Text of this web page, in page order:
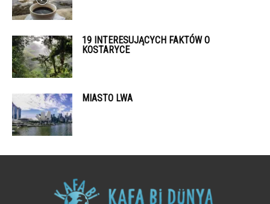
19 INTERESUJĄCYCH FAKTÓW O
KOSTARYCE
MIASTO LWA